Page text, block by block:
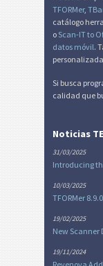
TFORMer,
catálogo
o Scan-IT to
datos móvil.
Si busca
calidad que
Noticias
31/03/2025
Introducing
10/03/2025
TFORMer
19/02/2025
New Scanner
19/11/2024